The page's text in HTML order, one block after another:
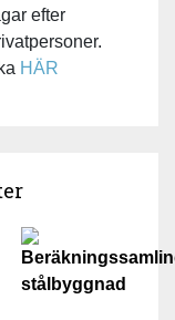
efter
HÄR